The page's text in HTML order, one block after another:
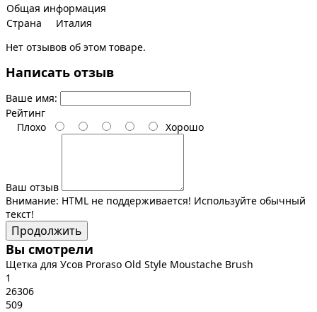
Общая информация
Страна
Италия
Нет отзывов об этом товаре.
Написать отзыв
Ваше имя:
Рейтинг
Плохо
Хорошо
Ваш отзыв
Внимание: HTML не поддерживается! Используйте обычный
текст!
Продолжить
Вы смотрели
Щетка для Усов Proraso Old Style Moustache Brush
1
26306
509